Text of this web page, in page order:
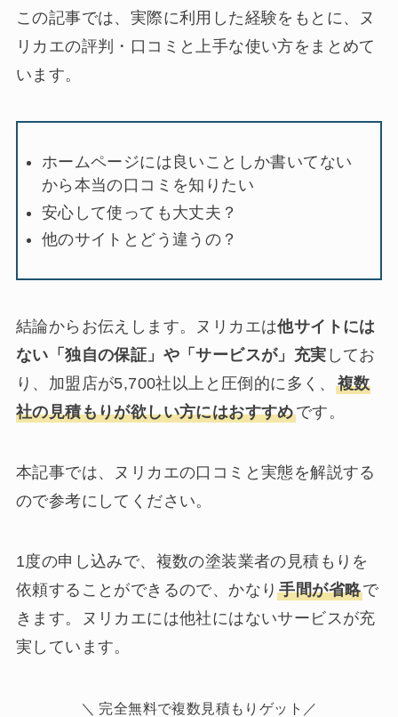
この記事では、実際に利用した経験をもとに、ヌ
リカエの評判・口コミと上手な使い方をまとめて
います。
ホームページには良いことしか書いてない
から本当の口コミを知りたい
安心して使っても大丈夫？
他のサイトとどう違うの？
結論からお伝えします。ヌリカエは他サイトには
ない「独自の保証」や「サービスが」充実 してお
り、加盟店が5,700社以上と圧倒的に多く、 複数
社の見積もりが欲しい方にはおすすめです。
本記事では、ヌリカエの口コミと実態を解説する
ので参考にしてください。
1度の申し込みで、複数の塗装業者の見積もりを
依頼することができるので、かなり手間が省略で
きます。ヌリカエには他社にはないサービスが充
実しています。
＼ 完全無料で複数見積もりゲット／